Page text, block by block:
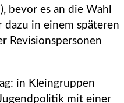
bevor es an die Wahl
dazu in einem späteren
Revisionspersonen
in Kleingruppen
mit einer